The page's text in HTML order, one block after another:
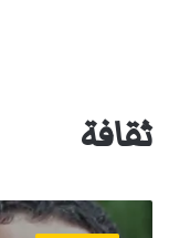
ثقافة
شاهد